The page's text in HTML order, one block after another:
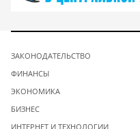
ЗАКОНОДАТЕЛЬСТВО
ФИНАНСЫ
ЭКОНОМИКА
БИЗНЕС
ИНТЕРНЕТ И ТЕХНОЛОГИИ